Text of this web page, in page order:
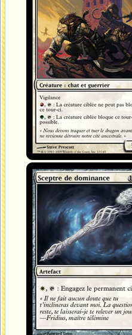
Sceptre de dominance